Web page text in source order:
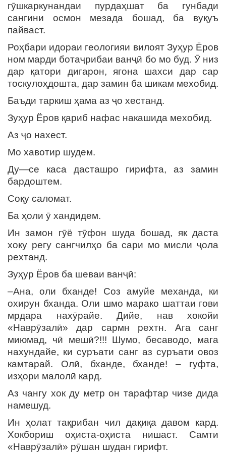
гӯшкаркунандаи пурдаҳшат ба гунбади
сангини осмон мезада бошад, ба вуқуъ
пайваст.
Роҳбари идораи геологияи вилоят Зуҳур Ёров
ном марди ботаҷрибаи ванҷӣ бо мо буд. Ӯ низ
дар қатори дигарон, ягона шахси дар сар
тоскулоҳдошта, дар замин ба шикам мехобид.
Баъди таркиш ҳама аз ҷо хестанд.
Зуҳур Ёров қариб нафас накашида мехобид.
Аз ҷо нахест.
Мо хавотир шудем.
Ду—се каса дасташро гирифта, аз замин
бардоштем.
Соқу саломат.
Ба ҳоли ӯ хандидем.
Ин замон гӯё тӯфон шуда бошад, як даста
хоку регу сангчилҳо ба сари мо мисли ҷола
рехтанд.
Зуҳур Ёров ба шеваи ванҷӣ:
–Ана, оли бханде! Соз амуйе механда, ки
охирун бханда. Оли шмо марако шаттаи гови
мрдара нахӯрайе. Дийе, нав хокойи
«Наврӯзалӣ» дар сармн рехтн. Ага санг
миюмад, чӣ мешӣ?!!! Шумо, бесаводо, мага
нахундайе, ки суръати санг аз суръати овоз
камтарай. Олӣ, бханде, бханде! – гуфта,
изҳори малолӣ кард.
Аз чангу хок ду метр он тарафтар чизе дида
намешуд.
Ин ҳолат тақрибан чил дақиқа давом кард.
Хокбориш оҳиста-оҳиста нишаст. Самти
«Наврӯзалӣ» рӯшан шудан гирифт.